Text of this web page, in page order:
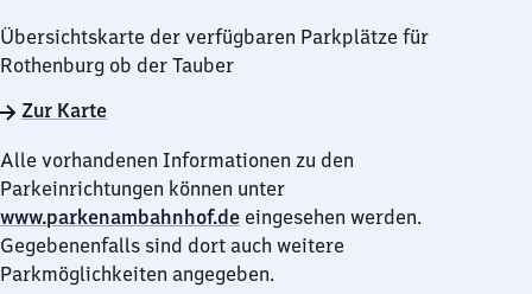
Übersichtskarte der verfügbaren Parkplätze für
Rothenburg ob der Tauber
Zur Karte
Alle vorhandenen Informationen zu den
Parkeinrichtungen können unter
www.parkenambahnhof.de eingesehen werden.
Gegebenenfalls sind dort auch weitere
Parkmöglichkeiten angegeben.